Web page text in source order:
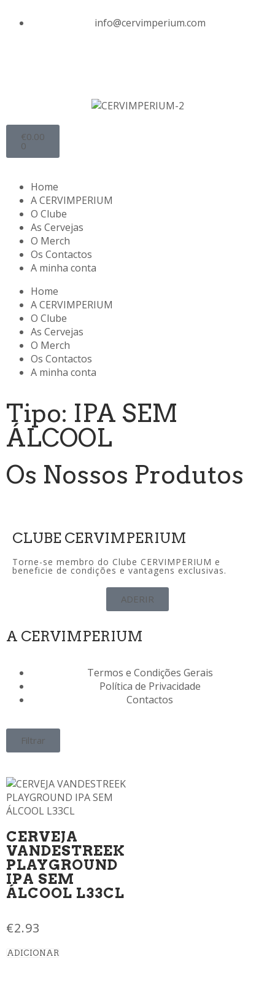
info@cervimperium.com
€0.00
0
Home
A CERVIMPERIUM
O Clube
As Cervejas
O Merch
Os Contactos
A minha conta
Home
A CERVIMPERIUM
O Clube
As Cervejas
O Merch
Os Contactos
A minha conta
Tipo: IPA SEM
ÁLCOOL
Os Nossos Produtos
CLUBE CERVIMPERIUM
Torne-se membro do Clube CERVIMPERIUM e
beneficie de condições e vantagens exclusivas.
ADERIR
A CERVIMPERIUM
Termos e Condições Gerais
Política de Privacidade
Contactos
Filtrar
CERVEJA
VANDESTREEK
PLAYGROUND
IPA SEM
ÁLCOOL L33CL
€2.93
ADICIONAR